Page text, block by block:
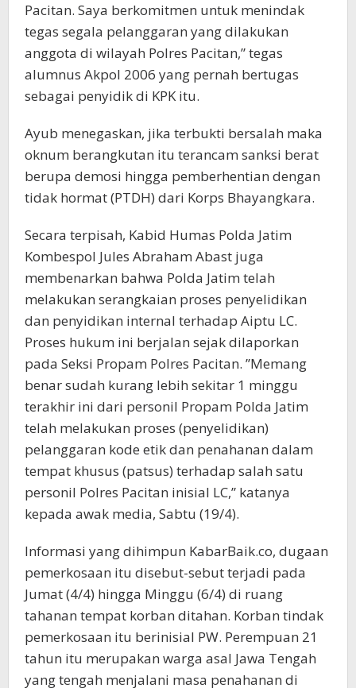
Pacitan. Saya berkomitmen untuk menindak
tegas segala pelanggaran yang dilakukan
anggota di wilayah Polres Pacitan,” tegas
alumnus Akpol 2006 yang pernah bertugas
sebagai penyidik di KPK itu.
Ayub menegaskan, jika terbukti bersalah maka
oknum berangkutan itu terancam sanksi berat
berupa demosi hingga pemberhentian dengan
tidak hormat (PTDH) dari Korps Bhayangkara.
Secara terpisah, Kabid Humas Polda Jatim
Kombespol Jules Abraham Abast juga
membenarkan bahwa Polda Jatim telah
melakukan serangkaian proses penyelidikan
dan penyidikan internal terhadap Aiptu LC.
Proses hukum ini berjalan sejak dilaporkan
pada Seksi Propam Polres Pacitan. ’’Memang
benar sudah kurang lebih sekitar 1 minggu
terakhir ini dari personil Propam Polda Jatim
telah melakukan proses (penyelidikan)
pelanggaran kode etik dan penahanan dalam
tempat khusus (patsus) terhadap salah satu
personil Polres Pacitan inisial LC,” katanya
kepada awak media, Sabtu (19/4).
Informasi yang dihimpun KabarBaik.co, dugaan
pemerkosaan itu disebut-sebut terjadi pada
Jumat (4/4) hingga Minggu (6/4) di ruang
tahanan tempat korban ditahan. Korban tindak
pemerkosaan itu berinisial PW. Perempuan 21
tahun itu merupakan warga asal Jawa Tengah
yang tengah menjalani masa penahanan di